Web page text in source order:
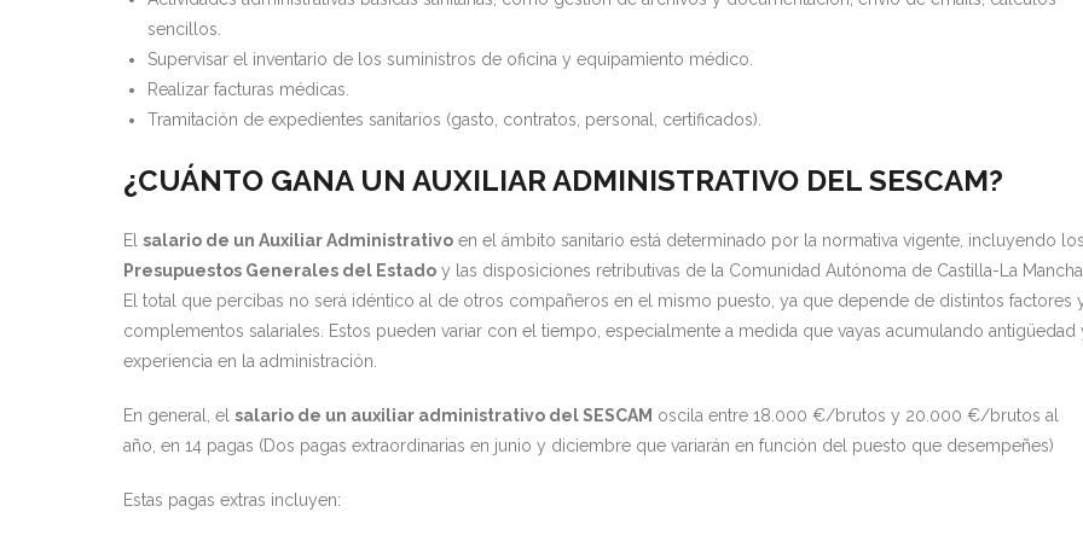
sencillos.
Supervisar el inventario de los suministros de oficina y equipamiento médico.
Realizar facturas médicas.
Tramitación de expedientes sanitarios (gasto, contratos, personal, certificados).
¿CUÁNTO GANA UN AUXILIAR ADMINISTRATIVO DEL SESCAM?
El salario de un Auxiliar Administrativo en el ámbito sanitario está determinado por la normativa vigente, incluyendo los
Presupuestos Generales del Estado y las disposiciones retributivas de la Comunidad Autónoma de Castilla-La Mancha.
El total que percibas no será idéntico al de otros compañeros en el mismo puesto, ya que depende de distintos factores
complementos salariales. Estos pueden variar con el tiempo, especialmente a medida que vayas acumulando antigüedad
experiencia en la administración.
En general, el salario de un auxiliar administrativo del SESCAM oscila entre 18.000 €/brutos y 20.000 €/brutos al
año, en 14 pagas (Dos pagas extraordinarias en junio y diciembre que variarán en función del puesto que desempeñes)
Estas pagas extras incluyen: